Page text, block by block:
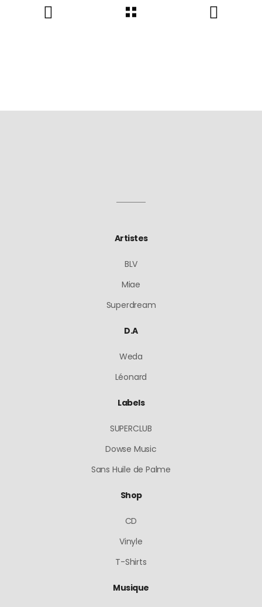
Artistes
BLV
Miae
Superdream
D.A
Weda
Léonard
Labels
SUPERCLUB
Dowse Music
Sans Huile de Palme
Shop
CD
Vinyle
T-Shirts
Musique